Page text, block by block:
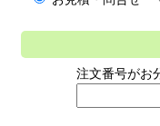
注文番号がお